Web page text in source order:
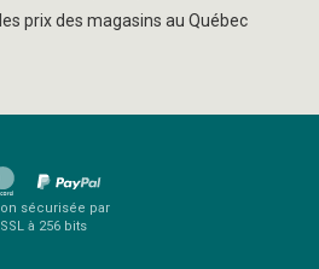
prix des magasins au Québec
sécurisée par
à 256 bits